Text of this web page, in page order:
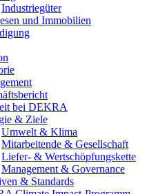
Industriegüter
und Immobilien
bei DEKRA
& Ziele
Umwelt & Klima
Mitarbeitende & Gesellschaft
Liefer- & Wertschöpfungskette
Management & Governance
& Standards